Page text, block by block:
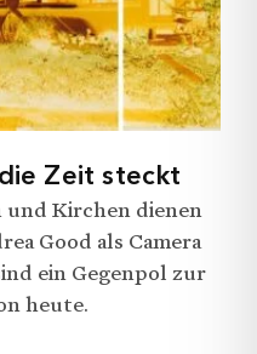
Zeit steckt
Kirchen dienen
Good als Camera
ein Gegenpol zur
heute.